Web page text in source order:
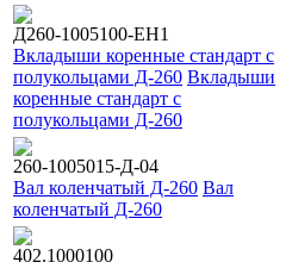
Д260-1005100-ЕН1
Вкладыши коренные стандарт с
полукольцами Д-260 Вкладыши
коренные стандарт с
полукольцами Д-260
260-1005015-Д-04
Вал коленчатый Д-260 Вал
коленчатый Д-260
402.1000100